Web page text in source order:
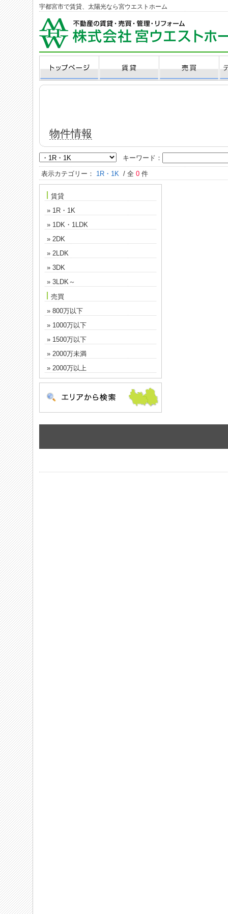
宇都宮市で賃貸、太陽光なら宮ウエストホーム
物件情報
キーワード：
表示カテゴリー： 1R・1K / 全 0 件
賃貸
» 1R・1K
» 1DK・1LDK
» 2DK
» 2LDK
» 3DK
» 3LDK～
売買
» 800万以下
» 1000万以下
» 1500万以下
» 2000万未満
» 2000万以上